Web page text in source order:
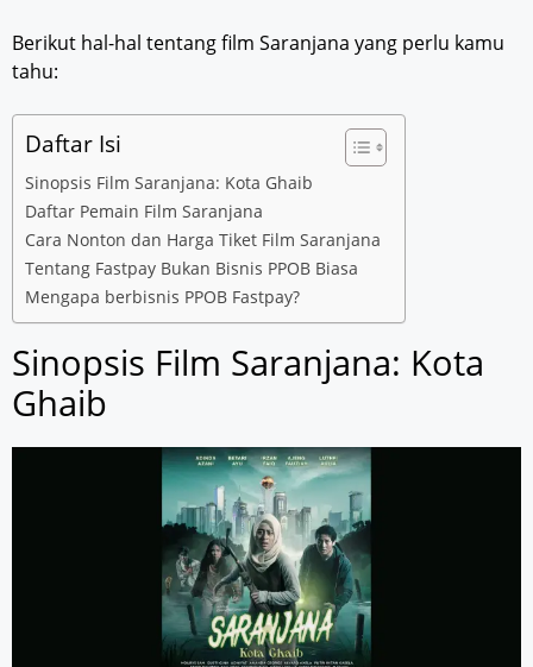
Berikut hal-hal tentang film Saranjana yang perlu kamu
tahu:
Daftar Isi
Sinopsis Film Saranjana: Kota Ghaib
Daftar Pemain Film Saranjana
Cara Nonton dan Harga Tiket Film Saranjana
Tentang Fastpay Bukan Bisnis PPOB Biasa
Mengapa berbisnis PPOB Fastpay?
Sinopsis Film Saranjana: Kota
Ghaib